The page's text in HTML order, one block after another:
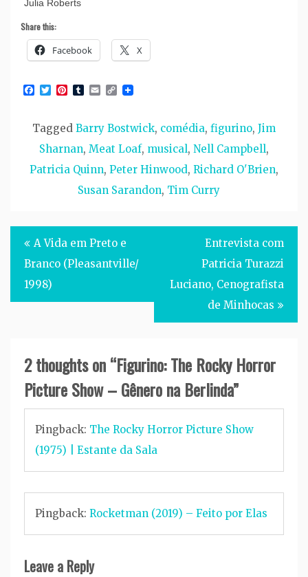
Julia Roberts
Share this:
Facebook X
Facebook
Twitter
Pinterest
Tumblr
Email
Copy
Tagged Barry Bostwick, comédia, figurino, Jim
Sharnan, Meat Loaf, musical, Nell Campbell,
Patricia Quinn, Peter Hinwood, Richard O'Brien,
Susan Sarandon, Tim Curry
Post
navigation
A Vida em Preto e
Branco (Pleasantville/
1998)
Entrevista com
Patricia Turazzi
Luciano, Cenografista
de Minhocas
2 thoughts on “Figurino: The Rocky Horror
Picture Show – Gênero na Berlinda”
Pingback: The Rocky Horror Picture Show
(1975) | Estante da Sala
Pingback: Rocketman (2019) – Feito por Elas
Leave a Reply